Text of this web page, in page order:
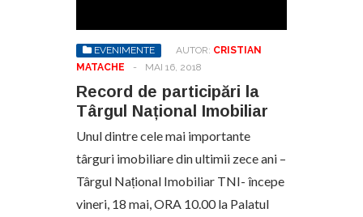
EVENIMENTE AUTOR: CRISTIAN
MATACHE
- MAI 16, 2018
Record de participări la
Târgul Național Imobiliar
Unul dintre cele mai importante
târguri imobiliare din ultimii zece ani –
Târgul Național Imobiliar TNI- începe
vineri, 18 mai, ORA 10.00 la Palatul